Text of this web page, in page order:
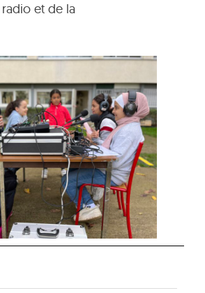
et de la